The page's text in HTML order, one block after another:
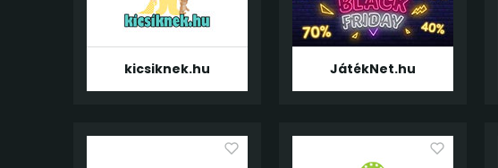
kicsiknek.hu JátékNet.hu